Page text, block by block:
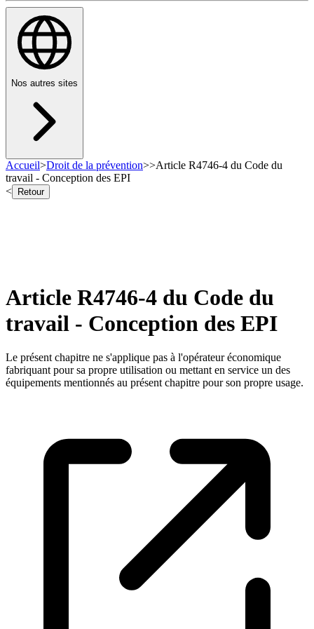
Nos autres sites
Accueil>Droit de la prévention>>Article R4746-4 du Code du
travail - Conception des EPI
<
Retour
Article R4746-4 du Code du
travail - Conception des EPI
Le présent chapitre ne s'applique pas à l'opérateur économique
fabriquant pour sa propre utilisation ou mettant en service un des
équipements mentionnés au présent chapitre pour son propre usage.